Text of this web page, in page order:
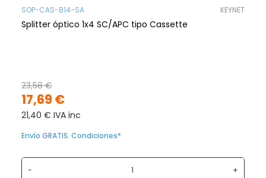
SOP-CAS-B14-SA KEYNET
Splitter óptico 1x4 SC/APC tipo Cassette
17,69 €
23,58 €
21,40 € IVA inc
Envío GRATIS. Condiciones*
- +